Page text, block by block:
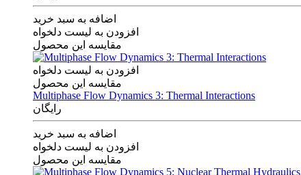
اضافه به سبد خرید
افزودن به لیست دلخواه
مقایسه این محصول
افزودن به لیست دلخواه
مقایسه این محصول
Multiphase Flow Dynamics 3: Thermal Interactions
رایگان
اضافه به سبد خرید
افزودن به لیست دلخواه
مقایسه این محصول